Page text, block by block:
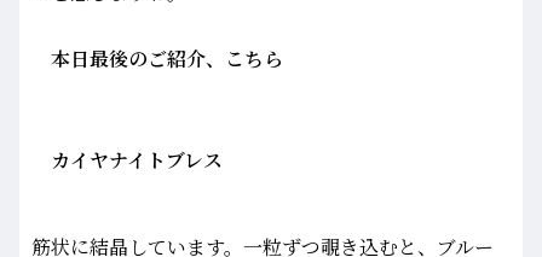
本日最後のご紹介、こちら
カイヤナイトブレス
筋状に結晶しています。一粒ずつ覗き込むと、ブルー